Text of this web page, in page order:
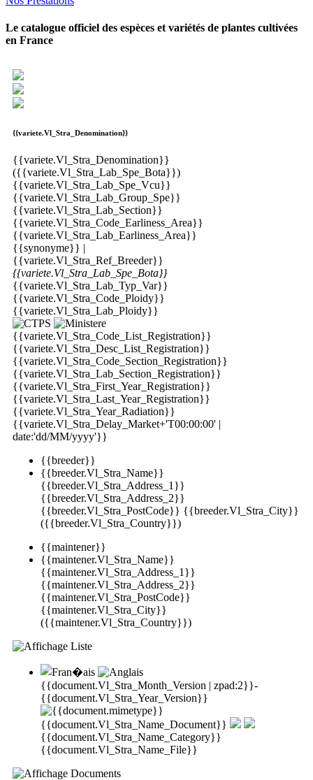
Le catalogue officiel des espèces et variétés de plantes cultivées
en France
{{variete.Vl_Stra_Denomination}}
{{variete.Vl_Stra_Denomination}}
({{variete.Vl_Stra_Lab_Spe_Bota}})
{{variete.Vl_Stra_Lab_Spe_Vcu}}
{{variete.Vl_Stra_Lab_Group_Spe}}
{{variete.Vl_Stra_Lab_Section}}
{{variete.Vl_Stra_Code_Earliness_Area}}
{{variete.Vl_Stra_Lab_Earliness_Area}}
{{synonyme}} |
{{variete.Vl_Stra_Ref_Breeder}}
{{variete.Vl_Stra_Lab_Spe_Bota}}
{{variete.Vl_Stra_Lab_Typ_Var}}
{{variete.Vl_Stra_Code_Ploidy}}
{{variete.Vl_Stra_Lab_Ploidy}}
{{variete.Vl_Stra_Code_List_Registration}}
{{variete.Vl_Stra_Desc_List_Registration}}
{{variete.Vl_Stra_Code_Section_Registration}}
{{variete.Vl_Stra_Lab_Section_Registration}}
{{variete.Vl_Stra_First_Year_Registration}}
{{variete.Vl_Stra_Last_Year_Registration}}
{{variete.Vl_Stra_Year_Radiation}}
{{variete.Vl_Stra_Delay_Market+'T00:00:00' |
date:'dd/MM/yyyy'}}
{{breeder}}
{{breeder.Vl_Stra_Name}}
{{breeder.Vl_Stra_Address_1}}
{{breeder.Vl_Stra_Address_2}}
{{breeder.Vl_Stra_PostCode}} {{breeder.Vl_Stra_City}}
({{breeder.Vl_Stra_Country}})
{{maintener}}
{{maintener.Vl_Stra_Name}}
{{maintener.Vl_Stra_Address_1}}
{{maintener.Vl_Stra_Address_2}}
{{maintener.Vl_Stra_PostCode}}
{{maintener.Vl_Stra_City}}
({{maintener.Vl_Stra_Country}})
{{document.Vl_Stra_Month_Version | zpad:2}}-
{{document.Vl_Stra_Year_Version}}
{{document.Vl_Stra_Name_Document}}
{{document.Vl_Stra_Name_Category}}
{{document.Vl_Stra_Name_File}}